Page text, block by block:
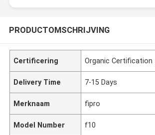
PRODUCTOMSCHRIJVING
Certificering Organic Certification
Delivery Time 7-15 Days
Merknaam fipro
Model Number f10